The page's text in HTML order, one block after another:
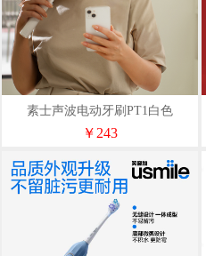
素士声波电动牙刷PT1白色
￥243